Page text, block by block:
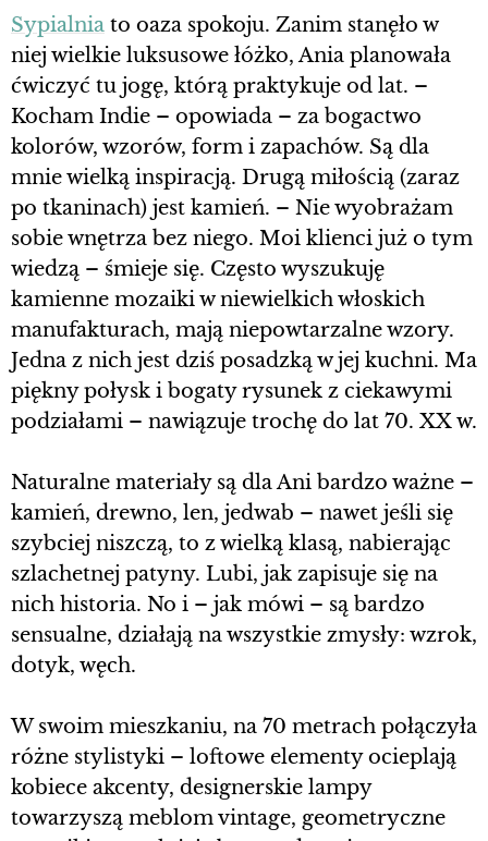
Sypialnia to oaza spokoju. Zanim stanęło w
niej wielkie luksusowe łóżko, Ania planowała
ćwiczyć tu jogę, którą praktykuje od lat. –
Kocham Indie – opowiada – za bogactwo
kolorów, wzorów, form i zapachów. Są dla
mnie wielką inspiracją. Drugą miłością (zaraz
po tkaninach) jest kamień. – Nie wyobrażam
sobie wnętrza bez niego. Moi klienci już o tym
wiedzą – śmieje się. Często wyszukuję
kamienne mozaiki w niewielkich włoskich
manufakturach, mają niepowtarzalne wzory.
Jedna z nich jest dziś posadzką w jej kuchni. Ma
piękny połysk i bogaty rysunek z ciekawymi
podziałami – nawiązuje trochę do lat 70. XX w.
Naturalne materiały są dla Ani bardzo ważne –
kamień, drewno, len, jedwab – nawet jeśli się
szybciej niszczą, to z wielką klasą, nabierając
szlachetnej patyny. Lubi, jak zapisuje się na
nich historia. No i – jak mówi – są bardzo
sensualne, działają na wszystkie zmysły: wzrok,
dotyk, węch.
W swoim mieszkaniu, na 70 metrach połączyła
różne stylistyki – loftowe elementy ocieplają
kobiece akcenty, designerskie lampy
towarzyszą meblom vintage, geometryczne